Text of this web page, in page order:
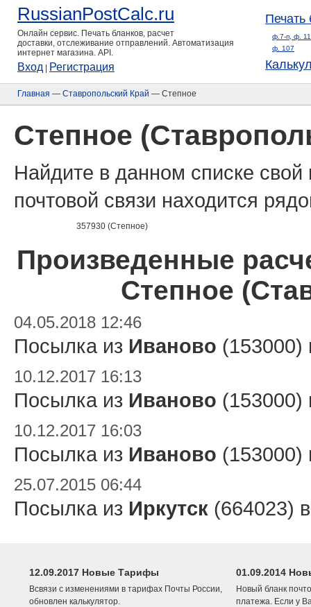
RussianPostCalc.ru
Онлайн сервис. Печать бланков, расчет
доставки, отслеживание отправлений. Автоматизация
интернет магазина. API.
Вход Регистрация
Печать
ф.7-п, ф.
ф. 107
Главная — Ставропольский Край — Степное
Степное
Найдите в данном списке
почтовой связи находится
357930 (Степное)
Произведенные
Степное
04.05.2018 12:46
Посылка из Иваново
10.12.2017 16:13
Посылка из Иваново
10.12.2017 16:03
Посылка из Иваново
25.07.2015 06:44
Посылка из Иркутск (664023)
12.09.2017 Новые Тарифы
Всвязи с изменениями в тарифах Почты России,
обновлен калькулятор.
01.09.2014
Новый бланк
платежа. Если у